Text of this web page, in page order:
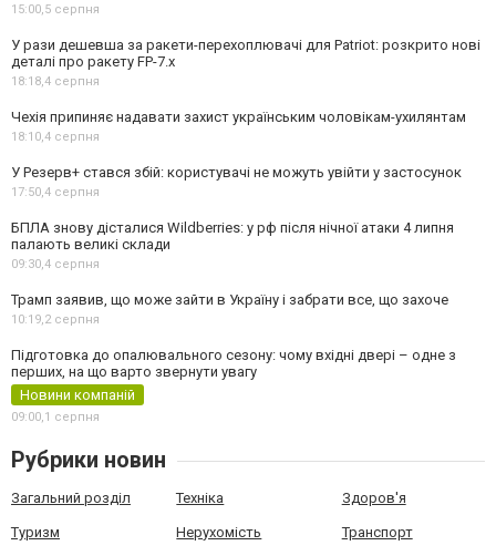
15:00, 5 серпня
У рази дешевша за ракети-перехоплювачі для Patriot: розкрито нові
деталі про ракету FP-7.x
18:18, 4 серпня
Чехія припиняє надавати захист українським чоловікам-ухилянтам
18:10, 4 серпня
У Резерв+ стався збій: користувачі не можуть увійти у застосунок
17:50, 4 серпня
БПЛА знову дісталися Wildberries: у рф після нічної атаки 4 липня
палають великі склади
09:30, 4 серпня
Трамп заявив, що може зайти в Україну і забрати все, що захоче
10:19, 2 серпня
Підготовка до опалювального сезону: чому вхідні двері – одне з
перших, на що варто звернути увагу
Новини компаній
09:00, 1 серпня
Рубрики новин
Загальний розділ Техніка Здоров'я
Туризм Нерухомість Транспорт